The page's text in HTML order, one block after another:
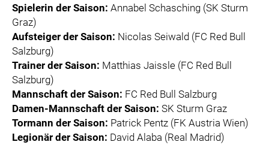
Spielerin der Saison: Annabel Schasching (SK Sturm
Graz)
Aufsteiger der Saison: Nicolas Seiwald (FC Red Bull
Salzburg)
Trainer der Saison: Matthias Jaissle (FC Red Bull
Salzburg)
Mannschaft der Saison: FC Red Bull Salzburg
Damen-Mannschaft der Saison: SK Sturm Graz
Tormann der Saison: Patrick Pentz (FK Austria Wien)
Legionär der Saison: David Alaba (Real Madrid)